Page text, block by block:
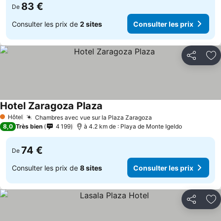
De 83 €
Consulter les prix de 2 sites Consulter les prix
Partager
1 Étoiles
Hôtel Chambres avec vue sur la Plaza Zaragoza
Hotel Zaragoza Plaza
8,0 Très bien 4 199 à 4.2 km de : Playa de Monte Igeldo
De 74 €
Consulter les prix de 8 sites Consulter les prix
Partager